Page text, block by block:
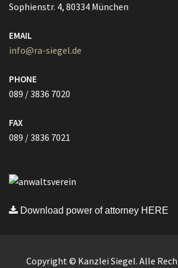
Sophienstr. 4, 80334 München
EMAIL
info@ra-siegel.de
PHONE
089 / 3836 7020
FAX
089 / 3836 7021
Download power of attorney HERE
Copyright © Kanzlei Siegel. Alle